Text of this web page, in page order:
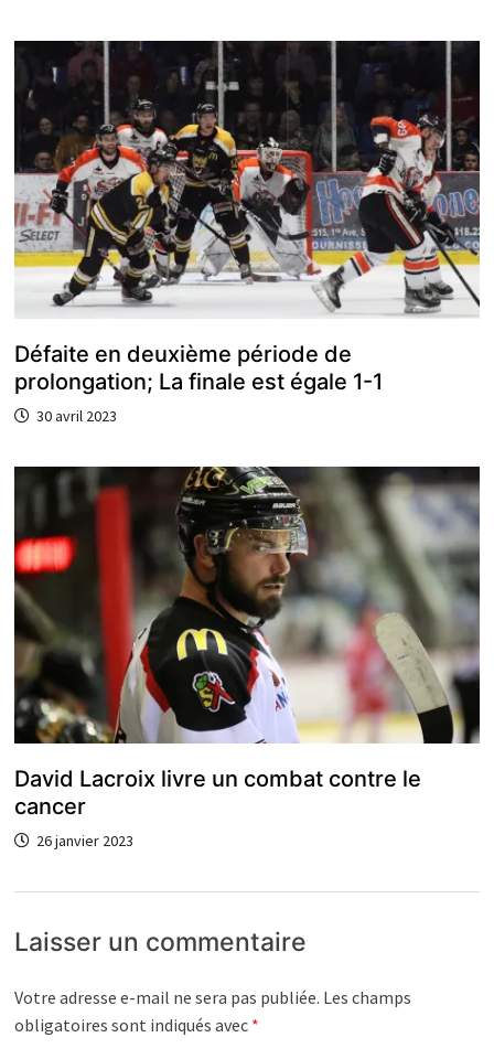
Défaite en deuxième période de
prolongation; La finale est égale 1-1
30 avril 2023
David Lacroix livre un combat contre le
cancer
26 janvier 2023
Laisser un commentaire
Votre adresse e-mail ne sera pas publiée. Les champs
obligatoires sont indiqués avec *